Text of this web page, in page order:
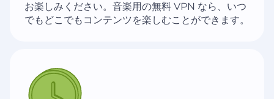
お楽しみください。音楽用の無料 VPN なら、いつ
でもどこでもコンテンツを楽しむことができます。